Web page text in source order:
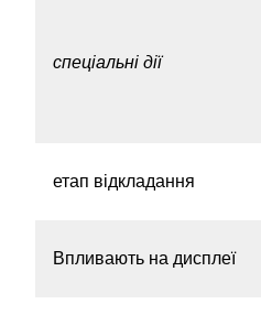
спеціальні дії
етап відкладання
Впливають на дисплеї